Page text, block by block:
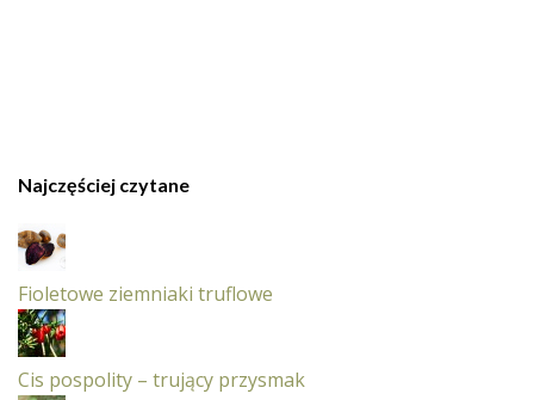
Najczęściej czytane
Fioletowe ziemniaki truflowe
Cis pospolity – trujący przysmak